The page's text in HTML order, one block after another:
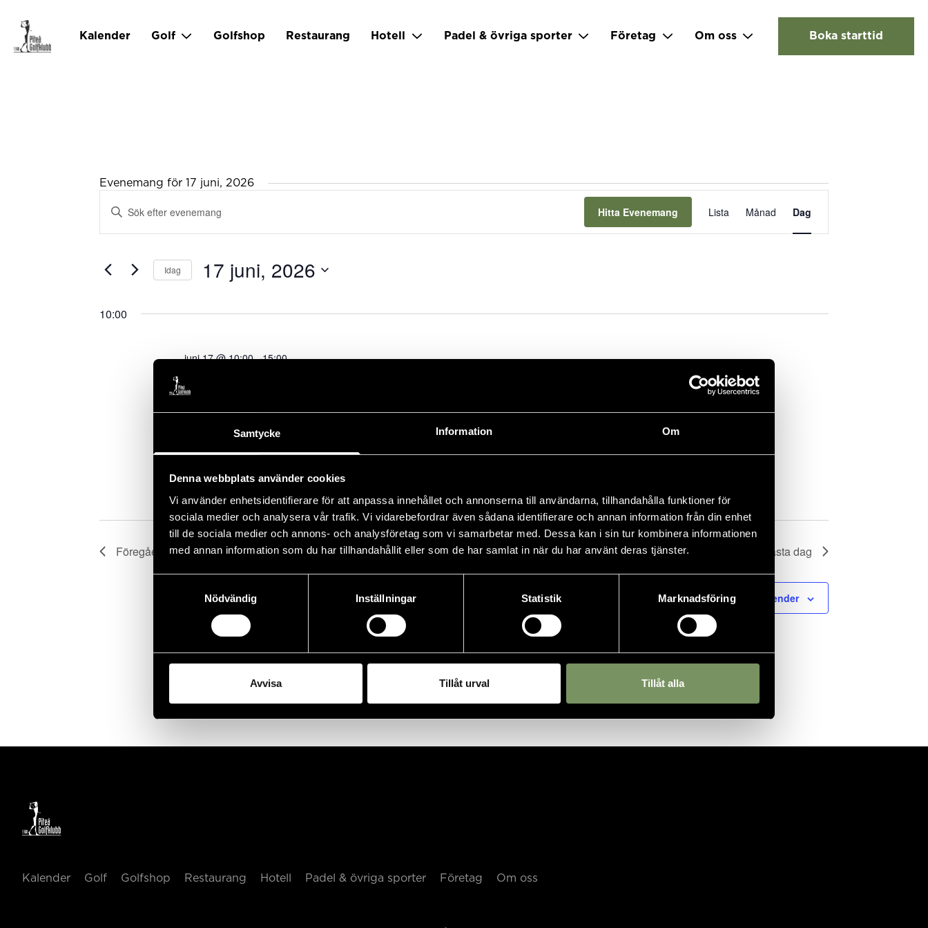
Samtycke Information Om
Denna webbplats använder cookies
Vi använder enhetsidentifierare för att anpassa innehållet och annonserna till användarna, tillhandahålla funktioner för
sociala medier och analysera vår trafik. Vi vidarebefordrar även sådana identifierare och annan information från din enhet
till de sociala medier och annons- och analysföretag som vi samarbetar med. Dessa kan i sin tur kombinera informationen
med annan information som du har tillhandahållit eller som de har samlat in när du har använt deras tjänster.
Nödvändig
Inställningar Statistik Marknadsföring
Avvisa Tillåt urval Tillåt alla
Kalender Golf Golfshop Restaurang Hotell Padel & övriga sporter Företag Om oss Boka starttid
Evenemang för 17 juni, 2026
Search
Views
Ange
Evenemang
nyckelord.
Hitta Evenemang
vynavigering
Lista Månad Dag
Idag 17 juni, 2026
10:00
juni 17 @ 10:00-15:00
tillsammans på banan. Klubbtävlingen är första steget mot vidare spel i Teen Cup. Mer
information om klasser, spelform och anmälan finns i tävlingskalendern på mingolf.se,
Föregående dag Nästa dag
Prenumerera på kalender
Kalender Golf Golfshop Restaurang Hotell Padel & övriga sporter Företag Om oss